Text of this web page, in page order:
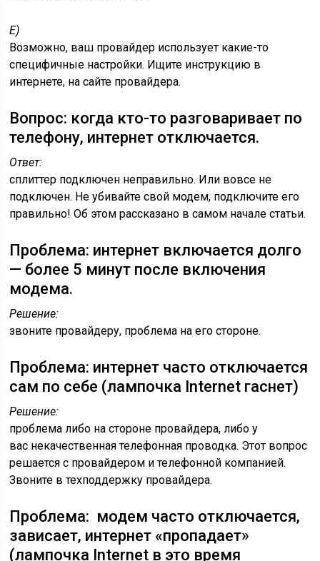
Е)
Возможно, ваш провайдер использует какие-то
специфичные настройки. Ищите инструкцию в
интернете, на сайте провайдера.
Вопрос: когда кто-то разговаривает по
телефону, интернет отключается.
Ответ:
сплиттер подключен неправильно. Или вовсе не
подключен. Не убивайте свой модем, подключите его
правильно! Об этом рассказано в самом начале статьи.
Проблема: интернет включается долго
— более 5 минут после включения
модема.
Решение:
звоните провайдеру, проблема на его стороне.
Проблема: интернет часто отключается
сам по себе (лампочка Internet гаснет)
Решение:
проблема либо на стороне провайдера, либо у
вас некачественная телефонная проводка. Этот вопрос
решается с провайдером и телефонной компанией.
Звоните в техподдержку провайдера.
Проблема: модем часто отключается,
зависает, интернет «пропадает»
(лампочка Internet в это время